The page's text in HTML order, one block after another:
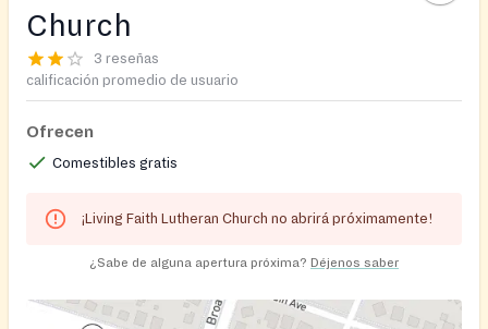
Church
3 reseñas
calificación promedio de usuario
Ofrecen
Comestibles gratis
¡Living Faith Lutheran Church no abrirá próximamente!
¿Sabe de alguna apertura próxima? Déjenos saber